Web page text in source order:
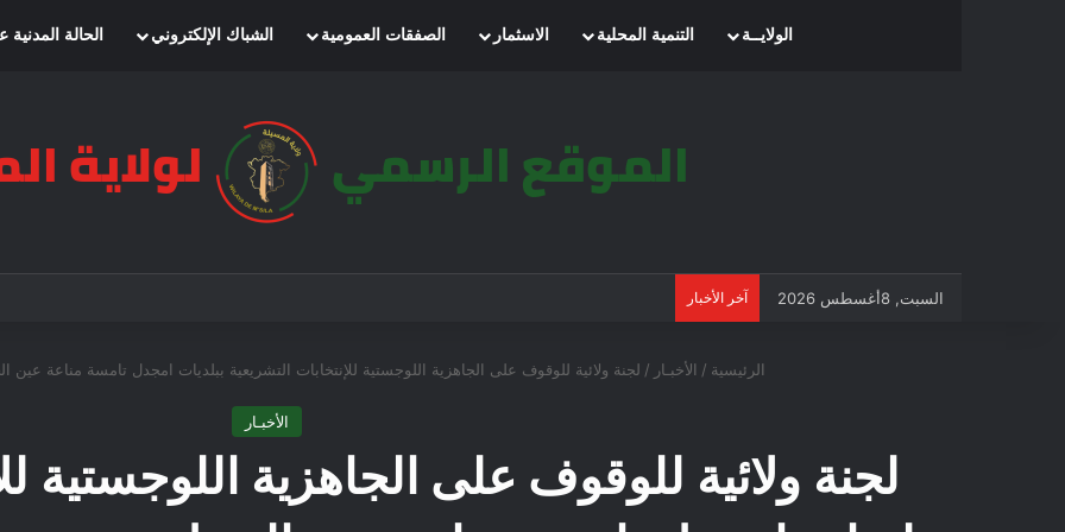
الرئيسيةالولايــة التنمية المحلية الاسثمار الصفقات العمومية الشباك الإلكتروني الحالة
السبت, 8أغسطس 2026 آخر الأخبار
الرئيسية / الأخبـار / لجنة ولائية للوقوف على الجاهزية اللوجستية للإنتخابات التشريعية ببلديات امجدل تامسة
الأخبـار
لجنة ولائية للوقوف على الجاهزية اللوجستية